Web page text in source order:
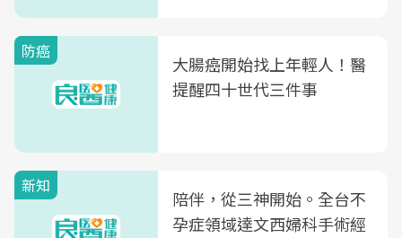
防癌
大腸癌開始找上年輕人！醫
提醒四十世代三件事
新知
陪伴，從三神開始。全台不
孕症領域達文西婦科手術經